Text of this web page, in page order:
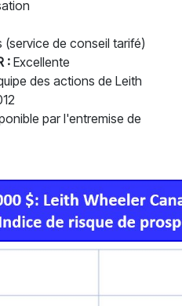
(service de conseil tarifé)
: Excellente
des actions de Leith
par l'entremise de